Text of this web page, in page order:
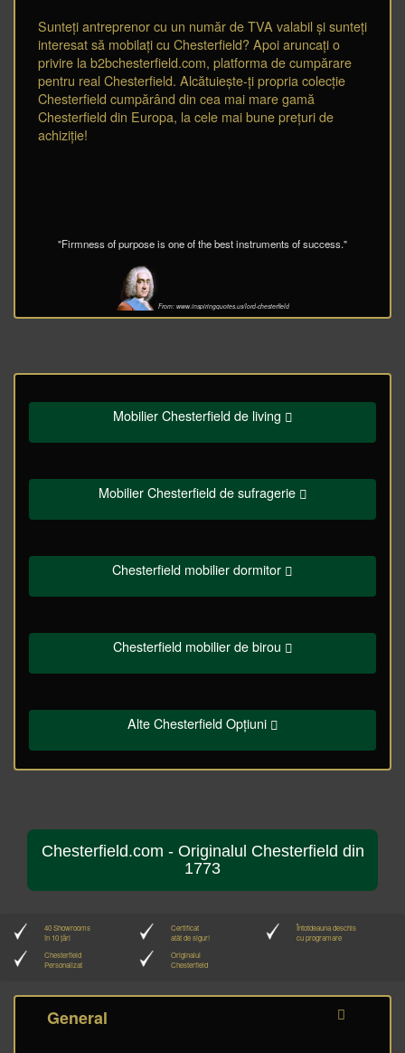
Sunteți antreprenor cu un număr de TVA valabil și sunteți
interesat să mobilați cu Chesterfield? Apoi aruncați o
privire la b2bchesterfield.com, platforma de cumpărare
pentru real Chesterfield. Alcătuiește-ți propria colecție
Chesterfield cumpărând din cea mai mare gamă
Chesterfield din Europa, la cele mai bune prețuri de
achiziție!
"Firmness of purpose is one of the best instruments of success."
From: www.inspiringquotes.us/lord-chesterfield
Mobilier Chesterfield de living
Mobilier Chesterfield de sufragerie
Chesterfield mobilier dormitor
Chesterfield mobilier de birou
Alte Chesterfield Opțiuni
Chesterfield.com - Originalul Chesterfield din
1773
40 Showrooms
în 10 țări
Certificat
atât de sigur!
Întotdeauna deschis
cu programare
Chesterfield
Personalizat
Originalul
Chesterfield
General